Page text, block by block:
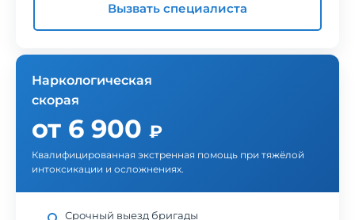
Вызвать специалиста
Наркологическая
скорая
от 6 900 ₽
Квалифицированная экстренная помощь при тяжёлой
интоксикации и осложнениях.
Срочный выезд бригады